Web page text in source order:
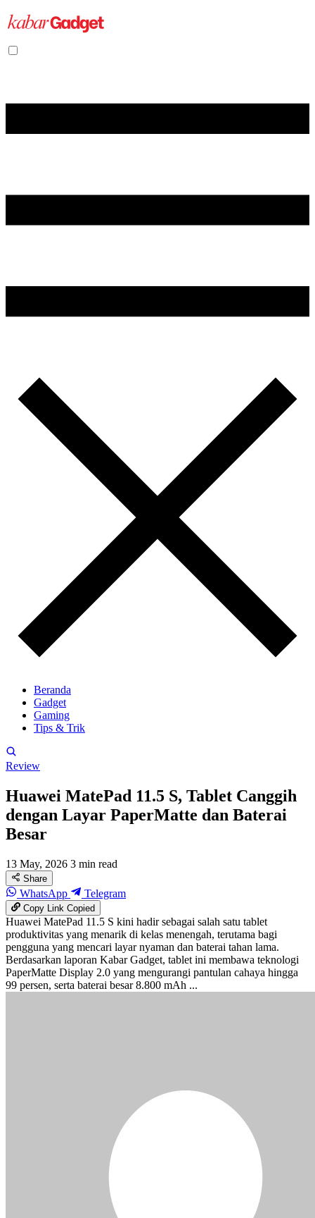
Beranda
Gadget
Gaming
Tips & Trik
Review
Huawei MatePad 11.5 S, Tablet Canggih
dengan Layar PaperMatte dan Baterai
Besar
13 May, 2026 3 min read
Share
WhatsApp Telegram
Copy LinkCopied
Huawei MatePad 11.5 S kini hadir sebagai salah satu tablet
produktivitas yang menarik di kelas menengah, terutama bagi
pengguna yang mencari layar nyaman dan baterai tahan lama.
Berdasarkan laporan Kabar Gadget, tablet ini membawa teknologi
PaperMatte Display 2.0 yang mengurangi pantulan cahaya hingga
99 persen, serta baterai besar 8.800 mAh ...